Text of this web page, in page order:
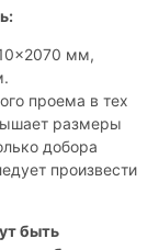
мм,
проема в тех
размеры
добора
произвести
быть